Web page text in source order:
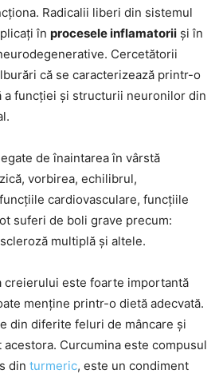
Radicalii liberi din sistemul
în procesele inflamatorii și în
Cercetătorii
că se caracterizează printr-o
funcției și structurii neuronilor din
de înaintarea în vârstă
vorbirea, echilibrul,
cardiovasculare, funcțiile
suferi de boli grave precum:
multiplă și altele.
creierului este foarte importantă
menține printr-o dietă adecvată.
din diferite feluri de mâncare și
Curcumina este compusul
din turmeric, este un condiment